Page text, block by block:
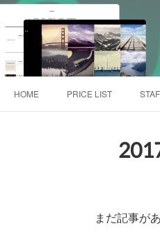
HOME PRICE LIST
まだ記事が